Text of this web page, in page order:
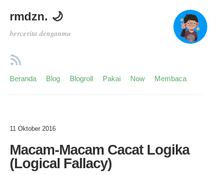
rmdzn. 🌙
bercerita denganmu
Beranda Blog Blogroll Pakai Now Membaca
11 Oktober 2016
Macam-Macam Cacat Logika
(Logical Fallacy)